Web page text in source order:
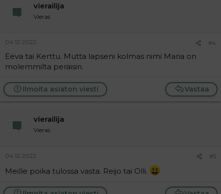
vierailija
Vieras
04.12.2022 #4
Eeva tai Kerttu. Mutta lapseni kolmas nimi Maria on
molemmilta peräisin.
Vastaa
Ilmoita asiaton viesti
vierailija
Vieras
04.12.2022 #5
Meille poika tulossa vasta. Reijo tai Olli.